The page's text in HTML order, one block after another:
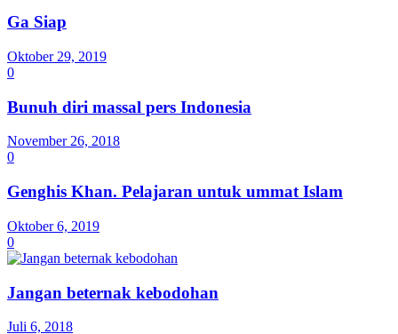
Ga Siap
Oktober 29, 2019
0
Bunuh diri massal pers Indonesia
November 26, 2018
0
Genghis Khan. Pelajaran untuk ummat Islam
Oktober 6, 2019
0
Jangan beternak kebodohan
Juli 6, 2018